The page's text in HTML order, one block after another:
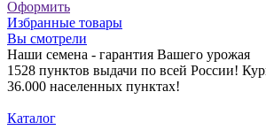
Оформить
Избранные товары
Вы смотрели
Наши семена - гарантия Вашего урожая
1528 пунктов выдачи по всей России!
36.000 населенных пунктах!
Каталог